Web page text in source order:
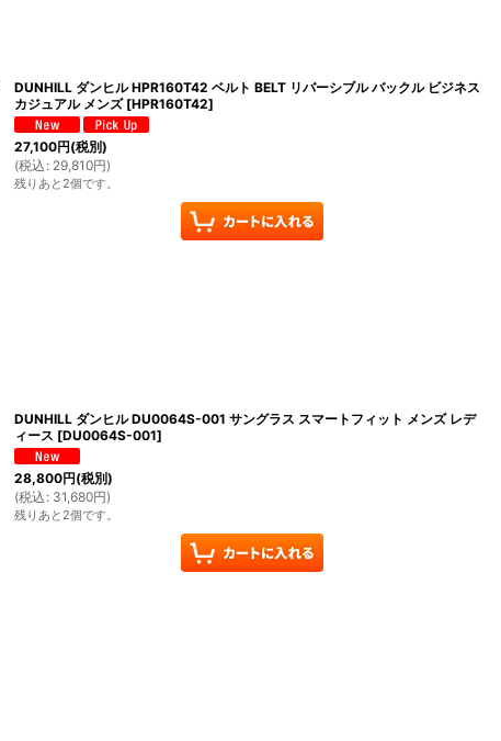
DUNHILL ダンヒル HPR160T42 ベルト BELT リバーシブル バックル ビジネス
カジュアル メンズ [HPR160T42]
27,100円(税別)
(税込 : 29,810円)
残りあと2個です。
DUNHILL ダンヒル DU0064S-001 サングラス スマートフィット メンズ レデ
ィース [DU0064S-001]
28,800円(税別)
(税込 : 31,680円)
残りあと2個です。